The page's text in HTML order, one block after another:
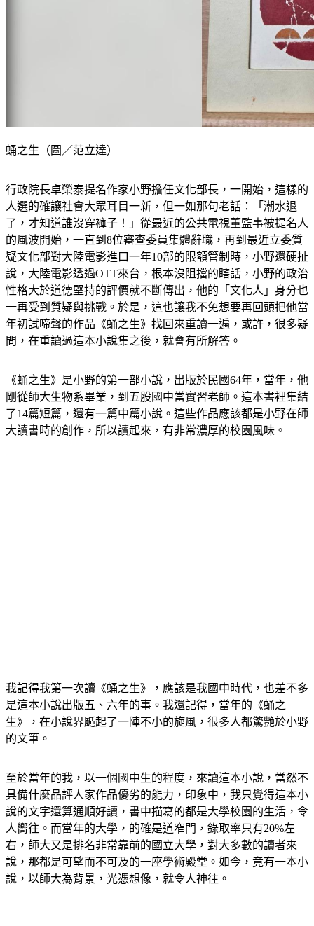
蛹之生（圖／范立達）
行政院長卓榮泰提名作家小野擔任文化部長，一開始，這樣的
人選的確讓社會大眾耳目一新，但一如那句老話：「潮水退
了，才知道誰沒穿褲子！」從最近的公共電視董監事被提名人
的風波開始，一直到8位審查委員集體辭職，再到最近立委質
疑文化部對大陸電影進口一年10部的限額管制時，小野還硬扯
說，大陸電影透過OTT來台，根本沒阻擋的瞎話，小野的政治
性格大於道德堅持的評價就不斷傳出，他的「文化人」身分也
一再受到質疑與挑戰。於是，這也讓我不免想要再回頭把他當
年初試啼聲的作品《蛹之生》找回來重讀一遍，或許，很多疑
問，在重讀過這本小說集之後，就會有所解答。
《蛹之生》是小野的第一部小說，出版於民國64年，當年，他
剛從師大生物系畢業，到五股國中當實習老師。這本書裡集結
了14篇短篇，還有一篇中篇小說。這些作品應該都是小野在師
大讀書時的創作，所以讀起來，有非常濃厚的校園風味。
我記得我第一次讀《蛹之生》，應該是我國中時代，也差不多
是這本小說出版五、六年的事。我還記得，當年的《蛹之
生》，在小說界颳起了一陣不小的旋風，很多人都驚艷於小野
的文筆。
至於當年的我，以一個國中生的程度，來讀這本小說，當然不
具備什麼品評人家作品優劣的能力，印象中，我只覺得這本小
說的文字還算通順好讀，書中描寫的都是大學校園的生活，令
人嚮往。而當年的大學，的確是道窄門，錄取率只有20%左
右，師大又是排名非常靠前的國立大學，對大多數的讀者來
說，那都是可望而不可及的一座學術殿堂。如今，竟有一本小
說，以師大為背景，光憑想像，就令人神往。